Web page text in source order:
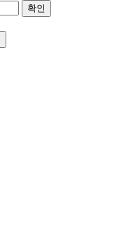
확인